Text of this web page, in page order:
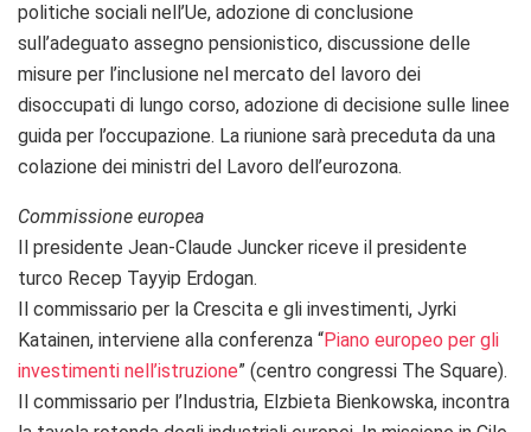
politiche sociali nell’Ue, adozione di conclusione
sull’adeguato assegno pensionistico, discussione delle
misure per l’inclusione nel mercato del lavoro dei
disoccupati di lungo corso, adozione di decisione sulle linee
guida per l’occupazione. La riunione sarà preceduta da una
colazione dei ministri del Lavoro dell’eurozona.
Commissione europea
Il presidente Jean-Claude Juncker riceve il presidente
turco Recep Tayyip Erdogan.
Il commissario per la Crescita e gli investimenti, Jyrki
Katainen, interviene alla conferenza “Piano europeo per gli
investimenti nell’istruzione” (centro congressi The Square).
Il commissario per l’Industria, Elzbieta Bienkowska, incontra